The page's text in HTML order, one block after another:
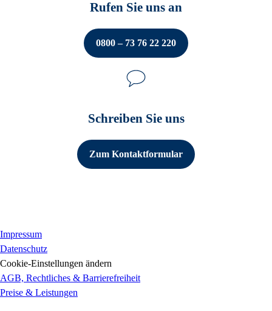
Rufen Sie uns an
0800 – 73 76 22 220
Partner-Programm
Schreiben Sie uns
Zum Kontaktformular
Impressum
Datenschutz
Cookie-Einstellungen ändern
AGB, Rechtliches & Barrierefreiheit
Preise & Leistungen